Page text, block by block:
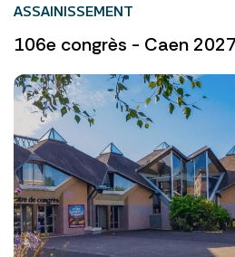
ASSAINISSEMENT
106e congrès - Caen 2027